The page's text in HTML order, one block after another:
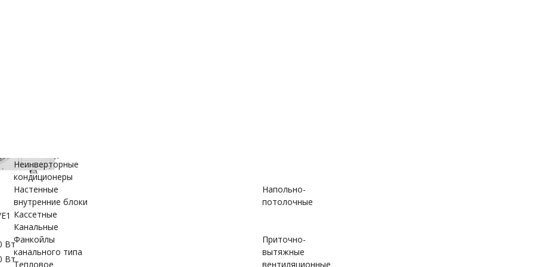
Неинверторные
кондиционеры
Настенные
внутренние блоки
Кассетные
Канальные
Напольно-
потолочные
Фанкойлы
канального типа
Тепловое
Приточно-
вытяжные
вентиляционные
Вт
Вт